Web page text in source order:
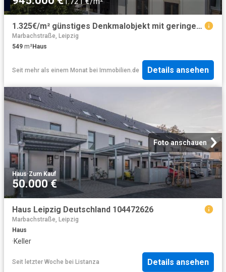
1.325€/m² günstiges Denkmalobjekt mit geringen Mieten und gutem Potential in Leipzig
Marbachstraße, Leipzig
549 m²Haus
Seit mehr als einem Monat bei Immobilien.de Details ansehen
Foto anschauen
Haus·Zum Kauf
50.000 €
Haus Leipzig Deutschland 104472626
Marbachstraße, Leipzig
Haus
·Keller
Seit letzter Woche bei Listanza Details ansehen